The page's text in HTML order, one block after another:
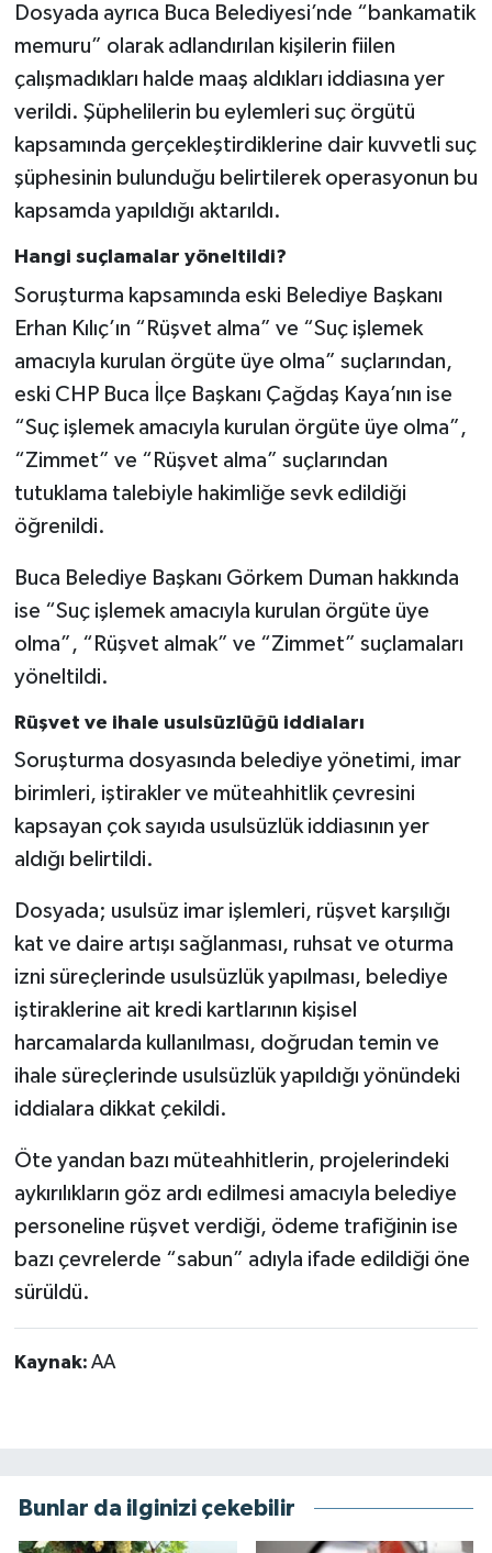
Dosyada ayrıca Buca Belediyesi’nde “bankamatik
memuru” olarak adlandırılan kişilerin fiilen
çalışmadıkları halde maaş aldıkları iddiasına yer
verildi. Şüphelilerin bu eylemleri suç örgütü
kapsamında gerçekleştirdiklerine dair kuvvetli suç
şüphesinin bulunduğu belirtilerek operasyonun bu
kapsamda yapıldığı aktarıldı.
Hangi suçlamalar yöneltildi?
Soruşturma kapsamında eski Belediye Başkanı
Erhan Kılıç’ın “Rüşvet alma” ve “Suç işlemek
amacıyla kurulan örgüte üye olma” suçlarından,
eski CHP Buca İlçe Başkanı Çağdaş Kaya’nın ise
“Suç işlemek amacıyla kurulan örgüte üye olma”,
“Zimmet” ve “Rüşvet alma” suçlarından
tutuklama talebiyle hakimliğe sevk edildiği
öğrenildi.
Buca Belediye Başkanı Görkem Duman hakkında
ise “Suç işlemek amacıyla kurulan örgüte üye
olma”, “Rüşvet almak” ve “Zimmet” suçlamaları
yöneltildi.
Rüşvet ve ihale usulsüzlüğü iddiaları
Soruşturma dosyasında belediye yönetimi, imar
birimleri, iştirakler ve müteahhitlik çevresini
kapsayan çok sayıda usulsüzlük iddiasının yer
aldığı belirtildi.
Dosyada; usulsüz imar işlemleri, rüşvet karşılığı
kat ve daire artışı sağlanması, ruhsat ve oturma
izni süreçlerinde usulsüzlük yapılması, belediye
iştiraklerine ait kredi kartlarının kişisel
harcamalarda kullanılması, doğrudan temin ve
ihale süreçlerinde usulsüzlük yapıldığı yönündeki
iddialara dikkat çekildi.
Öte yandan bazı müteahhitlerin, projelerindeki
aykırılıkların göz ardı edilmesi amacıyla belediye
personeline rüşvet verdiği, ödeme trafiğinin ise
bazı çevrelerde “sabun” adıyla ifade edildiği öne
sürüldü.
Kaynak: AA
Bunlar da ilginizi çekebilir